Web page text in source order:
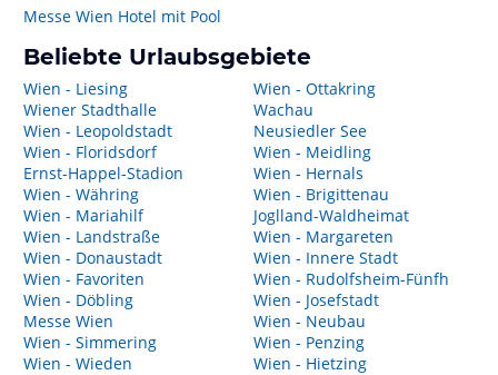
Messe Wien Hotel mit Pool
Beliebte Urlaubsgebiete
Wien - Liesing
Wiener Stadthalle
Wien - Leopoldstadt
Wien - Floridsdorf
Ernst-Happel-Stadion
Wien - Währing
Wien - Mariahilf
Wien - Landstraße
Wien - Donaustadt
Wien - Favoriten
Wien - Döbling
Messe Wien
Wien - Simmering
Wien - Wieden
Wien - Ottakring
Wachau
Neusiedler See
Wien - Meidling
Wien - Hernals
Wien - Brigittenau
Joglland-Waldheimat
Wien - Margareten
Wien - Innere Stadt
Wien - Rudolfsheim-Fünfh
Wien - Josefstadt
Wien - Neubau
Wien - Penzing
Wien - Hietzing